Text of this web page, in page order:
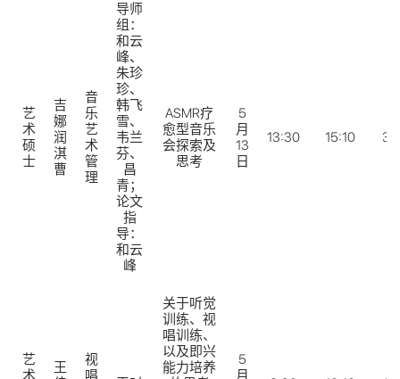
艺
术
硕
士
吉
娜
润
淇
曹
音
乐
艺
术
管
理
导师
组：
和云
峰、
朱珍
珍、
韩飞
雪、
韦兰
芬、
昌
青；
论文
指
导：
和云
峰
ASMR疗
愈型音乐
会探索及
思考
5
月
13
日
13:30 15:10
艺
王
视
关于听觉
训练、视
唱训练、
以及即兴
能力培养
5